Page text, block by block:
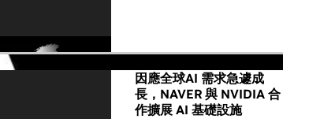
因應全球AI 需求急遽成
長，NAVER 與 NVIDIA 合
作擴展 AI 基礎設施